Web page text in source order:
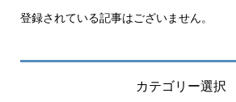
登録されている記事はございません。
カテゴリー選択